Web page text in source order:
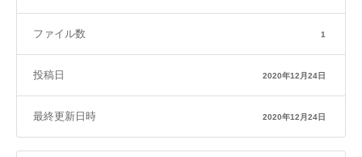
ファイル数 1
投稿日 2020年12月24日
最終更新日時 2020年12月24日